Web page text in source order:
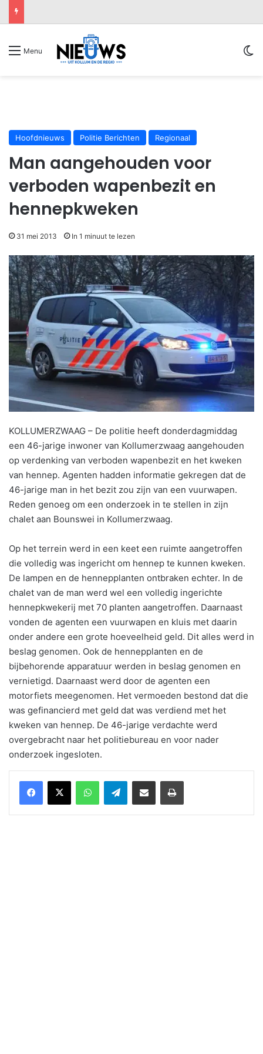
Menu
Hoofdnieuws Politie Berichten Regionaal
Man aangehouden voor
verboden wapenbezit en
hennepkweken
31 mei 2013 In 1 minuut te lezen
KOLLUMERZWAAG – De politie heeft donderdagmiddag
een 46-jarige inwoner van Kollumerzwaag aangehouden
op verdenking van verboden wapenbezit en het kweken
van hennep. Agenten hadden informatie gekregen dat de
46-jarige man in het bezit zou zijn van een vuurwapen.
Reden genoeg om een onderzoek in te stellen in zijn
chalet aan Bounswei in Kollumerzwaag.
Op het terrein werd in een keet een ruimte aangetroffen
die volledig was ingericht om hennep te kunnen kweken.
De lampen en de hennepplanten ontbraken echter. In de
chalet van de man werd wel een volledig ingerichte
hennepkwekerij met 70 planten aangetroffen. Daarnaast
vonden de agenten een vuurwapen en kluis met daarin
onder andere een grote hoeveelheid geld. Dit alles werd in
beslag genomen. Ook de hennepplanten en de
bijbehorende apparatuur werden in beslag genomen en
vernietigd. Daarnaast werd door de agenten een
motorfiets meegenomen. Het vermoeden bestond dat die
was gefinancierd met geld dat was verdiend met het
kweken van hennep. De 46-jarige verdachte werd
overgebracht naar het politiebureau en voor nader
onderzoek ingesloten.
WhatsAppTelegramDelen via Email Print